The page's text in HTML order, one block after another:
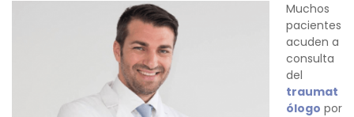
Muchos
pacientes
acuden a
consulta
del
traumat
ólogo por